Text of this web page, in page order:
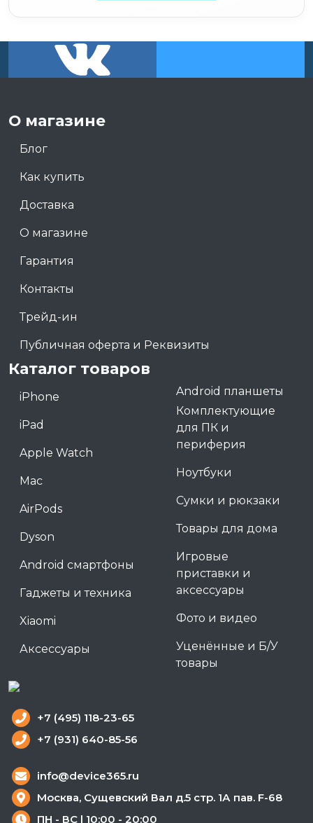
О магазине
Блог
Как купить
Доставка
О магазине
Гарантия
Контакты
Трейд-ин
Публичная оферта и Реквизиты
Каталог товаров
iPhone
iPad
Apple Watch
Mac
AirPods
Dyson
Android смартфоны
Гаджеты и техника
Xiaomi
Аксессуары
Android планшеты
Комплектующие
для ПК и
периферия
Ноутбуки
Сумки и рюкзаки
Товары для дома
Игровые
приставки и
аксессуары
Фото и видео
Уценённые и Б/У
товары
+7 (495) 118-23-65
+7 (931) 640-85-56
info@device365.ru
Москва, Сущевский Вал д.5 стр. 1А пав. F-68
ПН - ВС | 10:00 - 20:00